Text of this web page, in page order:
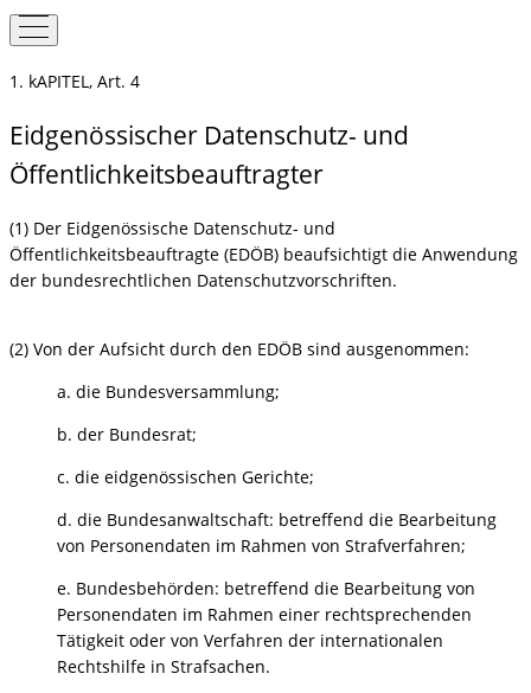
1. kAPITEL, Art. 4
Eidgenössischer Datenschutz- und
Öffentlichkeitsbeauftragter
(1) Der Eidgenössische Datenschutz- und
Öffentlichkeitsbeauftragte (EDÖB) beaufsichtigt die Anwendung
der bundesrechtlichen Datenschutzvorschriften.
(2) Von der Aufsicht durch den EDÖB sind ausgenommen:
a. die Bundesversammlung;
b. der Bundesrat;
c. die eidgenössischen Gerichte;
d. die Bundesanwaltschaft: betreffend die Bearbeitung
von Personendaten im Rahmen von Strafverfahren;
e. Bundesbehörden: betreffend die Bearbeitung von
Personendaten im Rahmen einer rechtsprechenden
Tätigkeit oder von Verfahren der internationalen
Rechtshilfe in Strafsachen.